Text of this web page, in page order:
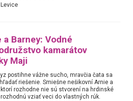
Levice
a Barney: Vodné
kamarátov
Maji
postihne vážne sucho, mravčia čata sa
riešenie. Smiešne nešikovní Arnie a
ktorí rozhodne nie sú stvorení na hrdinské
vziať veci do vlastných rúk.